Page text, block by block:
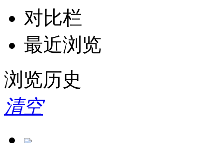
对比栏
最近浏览
浏览历史
清空